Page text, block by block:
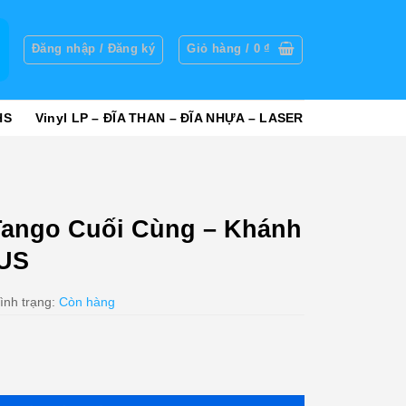
Đăng nhập / Đăng ký Giỏ hàng / 0₫
Vinyl LP – ĐĨA THAN – ĐĨA NHỰA – LASER
Cuối Cùng – Khánh
trạng: Còn hàng